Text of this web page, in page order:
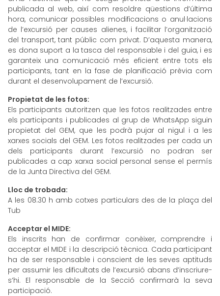
publicada al web, així com resoldre qüestions d’última
hora, comunicar possibles modificacions o anul·lacions
de l’excursió per causes alienes, i facilitar l’organització
del transport, tant públic com privat. D’aquesta manera,
es dona suport a la tasca del responsable i del guia, i es
garanteix una comunicació més eficient entre tots els
participants, tant en la fase de planificació prèvia com
durant el desenvolupament de l’excursió.
Propietat de les fotos:
Els participants autoritzen que les fotos realitzades entre
els participants i publicades al grup de WhatsApp siguin
propietat del GEM, que les podrà pujar al nigul i a les
xarxes socials del GEM. Les fotos realitzades per cada un
dels participants durant l’excursió no podran ser
publicades a cap xarxa social personal sense el permís
de la Junta Directiva del GEM.
Lloc de trobada:
A les 08.30 h amb cotxes particulars des de la plaça del
Tub
Acceptar el MIDE:
Els inscrits han de confirmar conèixer, comprendre i
acceptar el MIDE i la descripció tècnica. Cada participant
ha de ser responsable i conscient de les seves aptituds
per assumir les dificultats de l’excursió abans d’inscriure-
s’hi. El responsable de la Secció confirmarà la seva
participació.